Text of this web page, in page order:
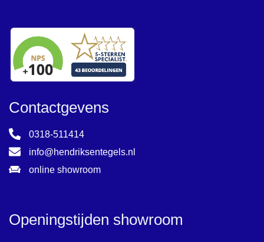
Contactgevens
0318-511414
info@hendriksentegels.nl
online showroom
Openingstijden showroom